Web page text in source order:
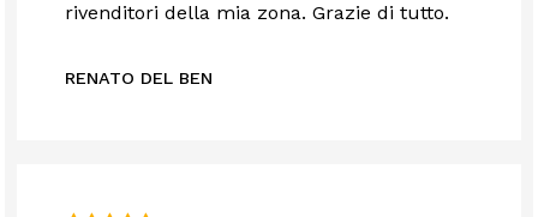
rivenditori della mia zona. Grazie di tutto.
RENATO DEL BEN